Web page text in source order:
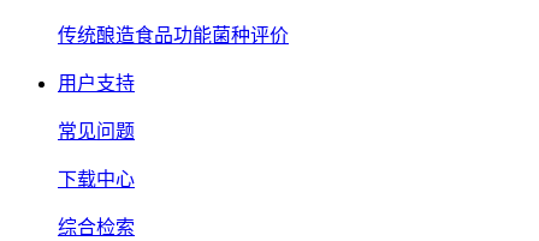
传统酿造食品功能菌种评价
用户支持
常见问题
下载中心
综合检索